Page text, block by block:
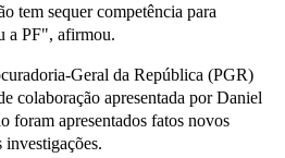
tem sequer competência para
a PF", afirmou.
Geral da República (PGR)
colaboração apresentada por Daniel
foram apresentados fatos novos
investigações.